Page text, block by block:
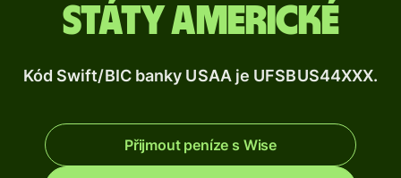
státy americké
Kód Swift/BIC banky USAA je UFSBUS44XXX.
Přijmout peníze s Wise